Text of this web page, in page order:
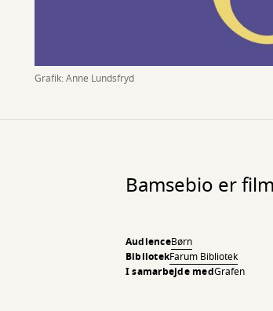
Grafik: Anne Lundsfryd
Bamsebio er
AudienceBørn
BibliotekFarum Bibliotek
I samarbejde medGrafen